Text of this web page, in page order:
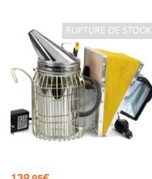
RUPTURE DE STOCK
Prix